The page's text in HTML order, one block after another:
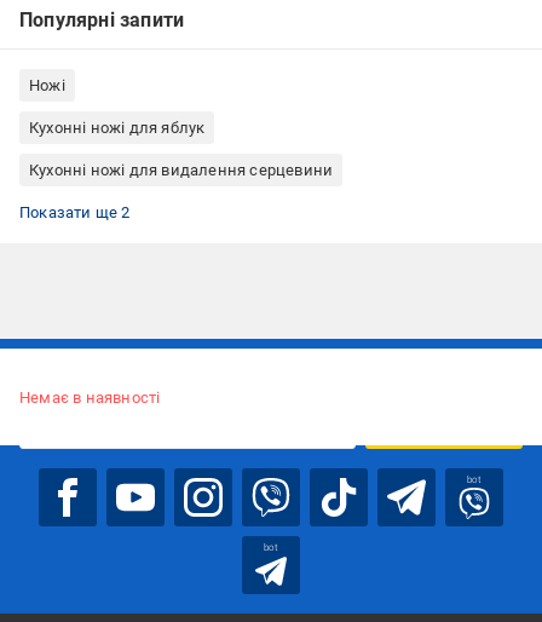
Популярні запити
Ножі
Кухонні ножі для яблук
Кухонні ножі для видалення серцевини
Кухонні ножі з нержавіючої сталі
Кухонні ножі Brabantia
Показати ще 2
Немає в наявності
bot
bot